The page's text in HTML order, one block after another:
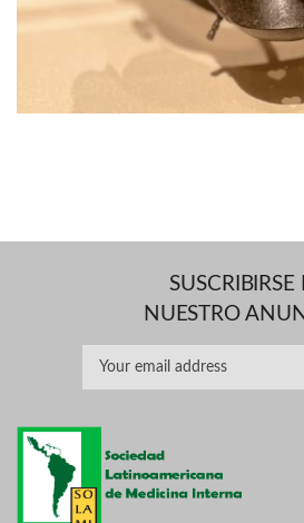
SUSCRIBIRSE
NUESTRO